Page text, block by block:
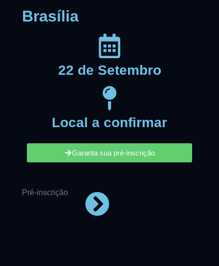
Brasília
22 de Setembro
Local a confirmar
Garanta sua pré-inscrição
Pré-inscrição